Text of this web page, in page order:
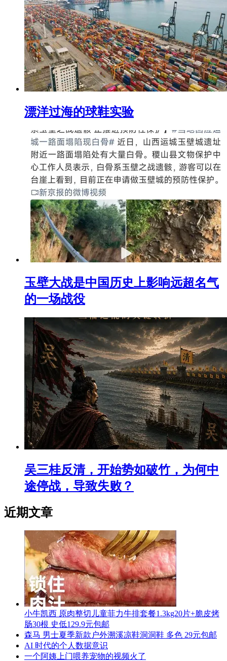
漂洋过海的球鞋实验
玉壁大战是中国历史上影响远超名气
的一场战役
吴三桂反清，开始势如破竹，为何中
途停战，导致失败？
近期文章
小牛凯西 原肉整切儿童菲力牛排套餐1.3kg20片+脆皮烤
肠30根 史低129.9元包邮
森马 男士夏季新款户外溯溪凉鞋洞洞鞋 多色 29元包邮
AI 时代的个人数据意识
一个阿姨上门喂养宠物的视频火了